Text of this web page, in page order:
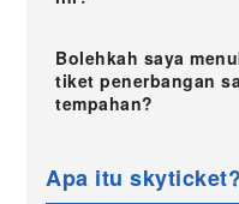
Bolehkah saya
tiket penerbangan
tempahan?
Apa itu skyticket?